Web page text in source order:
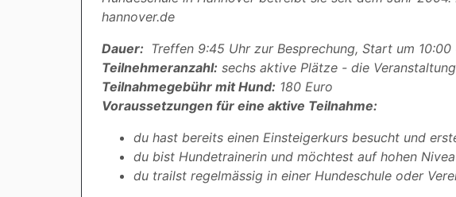
hannover.de
Dauer: Treffen 9:45 Uhr zur Besprechung, Start um
Teilnehmeranzahl: sechs aktive Plätze - die
Teilnahmegebühr mit Hund: 180 Euro
Voraussetzungen für eine aktive Teilnahme:
du hast bereits einen Einsteigerkurs besucht und
du bist Hundetrainerin und möchtest auf hohen
du trailst regelmässig in einer Hundeschule oder